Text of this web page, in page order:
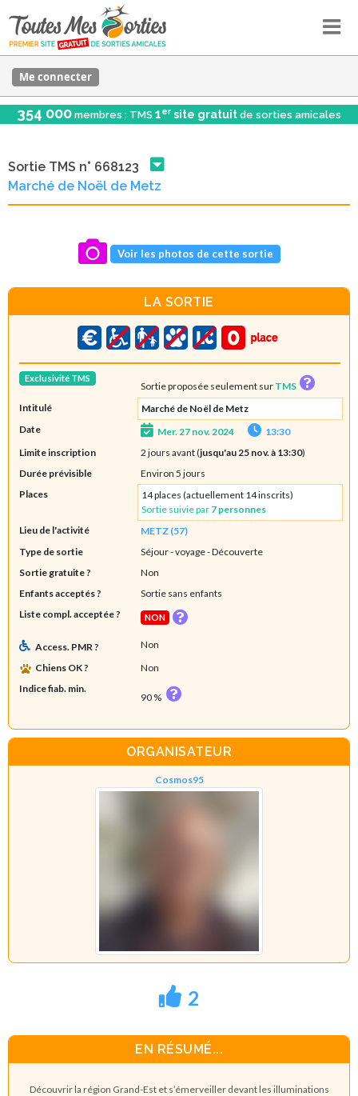
Me connecter
354 000 membres : TMS 1er site gratuit de sorties amicales
Sortie TMS n° 668123
Marché de Noël de Metz
Voir les photos de cette sortie
LA SORTIE
Exclusivité TMS
Sortie proposée seulement sur TMS
Intitulé
Marché de Noël de Metz
Date
Mer. 27 nov. 2024
13:30
Limite inscription
2 jours avant (jusqu'au 25 nov. à 13:30)
Durée prévisible
Environ 5 jours
Places
14 places (actuellement 14 inscrits)
Sortie suivie par 7 personnes
Lieu de l'activité
METZ (57)
Type de sortie
Séjour - voyage- Découverte
Sortie gratuite ?
Non
Enfants acceptés ?
Sortie sans enfants
Liste compl. acceptée ?
NON
Access. PMR ?
Non
Chiens OK ?
Non
Indice fiab. min.
90 %
ORGANISATEUR
Cosmos95
2
EN RÉSUMÉ...
Découvrir la région Grand-Est et s’émerveiller devant les illuminations